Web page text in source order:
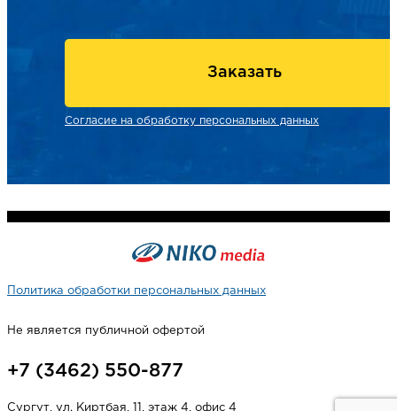
Заказать
Согласие на обработку персональных данных
Политика обработки персональных данных
Не является публичной офертой
+7 (3462) 550-877
Сургут, ул. Киртбая, 11, этаж 4, офис 4